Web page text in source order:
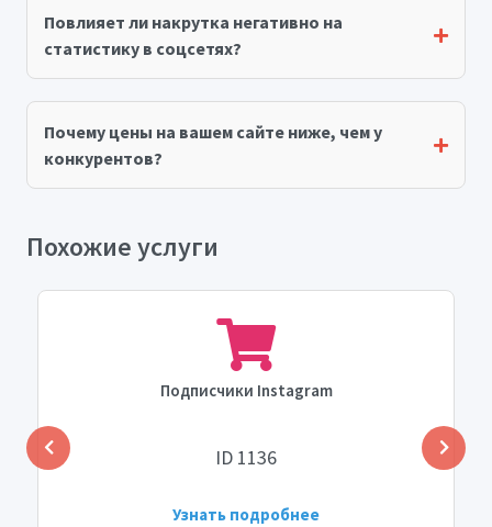
Повлияет ли накрутка негативно на
статистику в соцсетях?
Почему цены на вашем сайте ниже, чем у
конкурентов?
Похожие услуги
Подписчики Instagram
ID 1136
Узнать подробнее